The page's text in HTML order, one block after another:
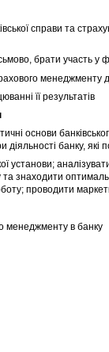
справи та
брати участь у
її результатів
основи
банку,
установи;
знаходити
проводити
менеджменту в банку